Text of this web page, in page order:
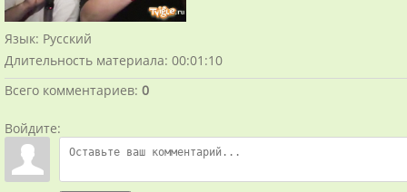
Язык: Русский
Длительность материала: 00:01:10
Всего комментариев: 0
Войдите: